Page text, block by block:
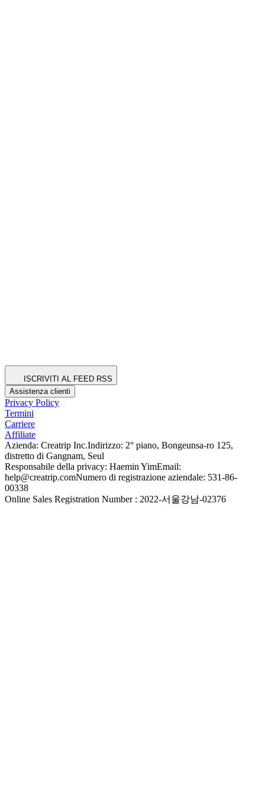
ISCRIVITI AL FEED RSS
Assistenza clienti
Privacy Policy
Termini
Carriere
Affiliate
Azienda: Creatrip Inc.Indirizzo: 2° piano, Bongeunsa-ro 125,
distretto di Gangnam, Seul
Responsabile della privacy: Haemin YimEmail:
help@creatrip.comNumero di registrazione aziendale: 531-86-
00338
Online Sales Registration Number : 2022-서울강남-02376